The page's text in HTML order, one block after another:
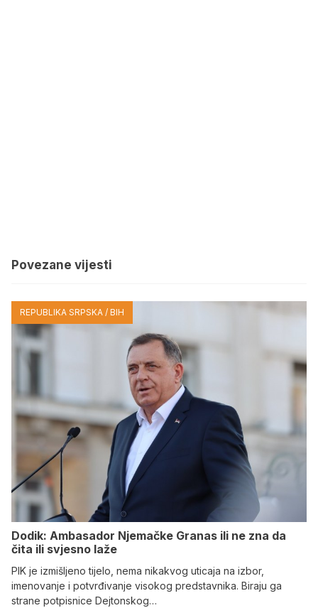
Povezane vijesti
REPUBLIKA SRPSKA / BIH
Dodik: Ambasador Njemačke Granas ili ne zna da
čita ili svjesno laže
PIK je izmišljeno tijelo, nema nikakvog uticaja na izbor,
imenovanje i potvrđivanje visokog predstavnika. Biraju ga
strane potpisnice Dejtonskog…